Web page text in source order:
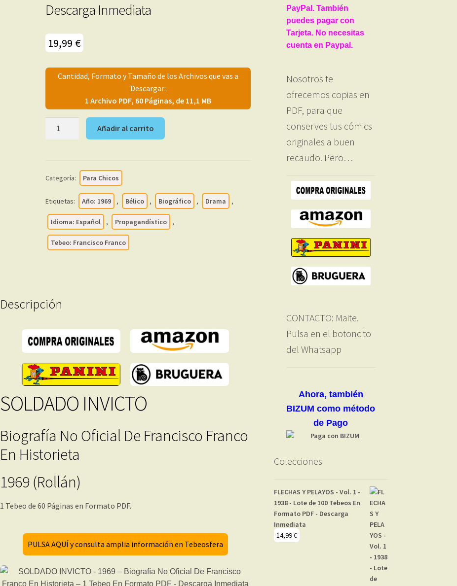
Descarga Inmediata
19,99 €
Cantidad, Formato y Tamaño de los Archivos que vas a
Descargar:
1 Archivo PDF, 60 Páginas, de 11,1 MB
Biografía
No
De
Francisco
Franco
Tebeo
Formato
PDF
Descarga
Inmediata
cantidad
Añadir al carrito
Categoría: Para Chicos
Etiquetas: Año: 1969 , Bélico , Biográfico , Drama ,
Idioma: Español , Propagandístico ,
Tebeo: Francisco Franco
Descripción
SOLDADO INVICTO
Biografía No Oficial De Francisco Franco
En Historieta
1969 (Rollán)
1 Tebeo de 60 Páginas en Formato PDF.
PULSA AQUÍ y consulta amplia información en Tebeosfera
PayPal. También
puedes pagar con
Tarjeta. No necesitas
cuenta en Paypal.
Nosotros te
ofrecemos copias en
PDF, para que
conserves tus cómics
originales a buen
recaudo. Pero…
CONTACTO: Maite.
Pulsa en el botoncito
del Whatsapp
Ahora, también
BIZUM como método
de Pago
Colecciones
FLECHAS Y PELAYOS - Vol. 1 -
1938 - Lote de 100 Tebeos En
Formato PDF - Descarga
Inmediata
14,99€